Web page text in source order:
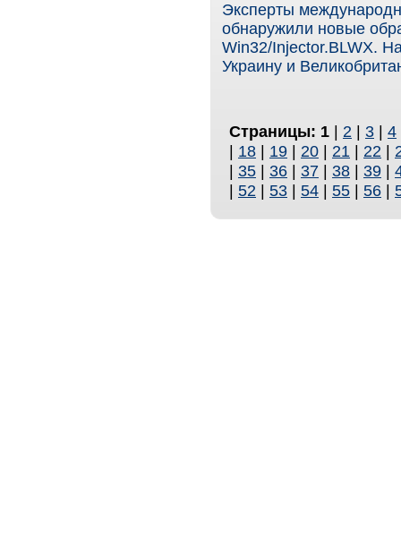
Эксперты
обнаружили новые
Win32/Injector.BLWX.
Украину и
Страницы: 1 | 2 | 3 | 4
| 18 | 19 | 20 | 21 | 22 |
| 35 | 36 | 37 | 38 | 39 |
| 52 | 53 | 54 | 55 | 56 |